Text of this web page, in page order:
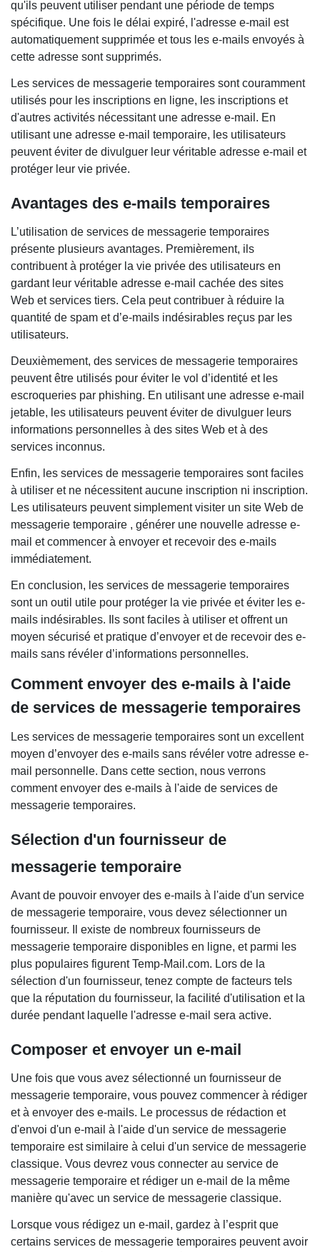
qu'ils peuvent utiliser pendant une période de temps
spécifique. Une fois le délai expiré, l'adresse e-mail est
automatiquement supprimée et tous les e-mails envoyés à
cette adresse sont supprimés.
Les services de messagerie temporaires sont couramment
utilisés pour les inscriptions en ligne, les inscriptions et
d'autres activités nécessitant une adresse e-mail. En
utilisant une adresse e-mail temporaire, les utilisateurs
peuvent éviter de divulguer leur véritable adresse e-mail et
protéger leur vie privée.
Avantages des e-mails temporaires
L’utilisation de services de messagerie temporaires
présente plusieurs avantages. Premièrement, ils
contribuent à protéger la vie privée des utilisateurs en
gardant leur véritable adresse e-mail cachée des sites
Web et services tiers. Cela peut contribuer à réduire la
quantité de spam et d’e-mails indésirables reçus par les
utilisateurs.
Deuxièmement, des services de messagerie temporaires
peuvent être utilisés pour éviter le vol d’identité et les
escroqueries par phishing. En utilisant une adresse e-mail
jetable, les utilisateurs peuvent éviter de divulguer leurs
informations personnelles à des sites Web et à des
services inconnus.
Enfin, les services de messagerie temporaires sont faciles
à utiliser et ne nécessitent aucune inscription ni inscription.
Les utilisateurs peuvent simplement visiter un site Web de
messagerie temporaire , générer une nouvelle adresse e-
mail et commencer à envoyer et recevoir des e-mails
immédiatement.
En conclusion, les services de messagerie temporaires
sont un outil utile pour protéger la vie privée et éviter les e-
mails indésirables. Ils sont faciles à utiliser et offrent un
moyen sécurisé et pratique d’envoyer et de recevoir des e-
mails sans révéler d’informations personnelles.
Comment envoyer des e-mails à l'aide
de services de messagerie temporaires
Les services de messagerie temporaires sont un excellent
moyen d’envoyer des e-mails sans révéler votre adresse e-
mail personnelle. Dans cette section, nous verrons
comment envoyer des e-mails à l'aide de services de
messagerie temporaires.
Sélection d'un fournisseur de
messagerie temporaire
Avant de pouvoir envoyer des e-mails à l'aide d'un service
de messagerie temporaire, vous devez sélectionner un
fournisseur. Il existe de nombreux fournisseurs de
messagerie temporaire disponibles en ligne, et parmi les
plus populaires figurent Temp-Mail.com. Lors de la
sélection d'un fournisseur, tenez compte de facteurs tels
que la réputation du fournisseur, la facilité d'utilisation et la
durée pendant laquelle l'adresse e-mail sera active.
Composer et envoyer un e-mail
Une fois que vous avez sélectionné un fournisseur de
messagerie temporaire, vous pouvez commencer à rédiger
et à envoyer des e-mails. Le processus de rédaction et
d'envoi d'un e-mail à l'aide d'un service de messagerie
temporaire est similaire à celui d'un service de messagerie
classique. Vous devrez vous connecter au service de
messagerie temporaire et rédiger un e-mail de la même
manière qu'avec un service de messagerie classique.
Lorsque vous rédigez un e-mail, gardez à l’esprit que
certains services de messagerie temporaires peuvent avoir